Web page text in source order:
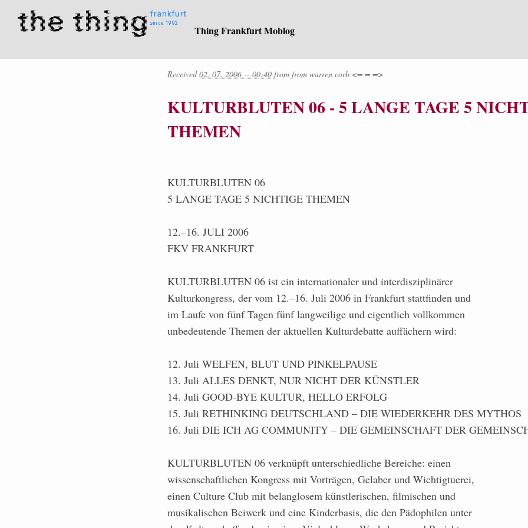
Thing Frankfurt Moblog
Received02. 07. 2006 -- 00:40from from warren corb <= = =>
KULTURBLUTEN 06 - 5 LANGE TAGE 5
THEMEN
KULTURBLUTEN 06
5 LANGE TAGE 5 NICHTIGE THEMEN
12.–16. JULI 2006
FKV FRANKFURT
KULTURBLUTEN 06 ist ein internationaler und interdisziplinärer
Kulturkongress, der vom 12.–16. Juli 2006 in Frankfurt stattfinden und
im Laufe von fünf Tagen fünf langweilige und eigentlich vollkommen
unbedeutende Themen der aktuellen Kulturdebatte auffächern wird:
12. Juli WELFEN, BLUT UND PINKELPAUSE
13. Juli ALLES DENKT, NUR NICHT DER KÜNSTLER
14. Juli GOOD-BYE KULTUR, HELLO ERFOLG
15. Juli RETHINKING DEUTSCHLAND – DIE WIEDERKEHR DES MYTHOS
16. Juli DIE ICH AG COMMUNITY – DIE GEMEINSCHAFT DER
KULTURBLUTEN 06 verknüpft unterschiedliche Bereiche: einen
wissenschaftlichen Kongress mit Vorträgen, Gelaber und Wichtigtuerei,
einen Culture Club mit belanglosem künstlerischen, filmischen und
musikalischen Beiwerk und eine Kinderbasis, die den Pädophilen unter